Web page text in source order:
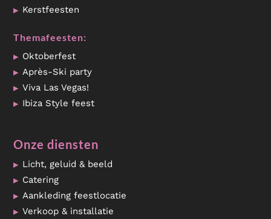
Kerstfeesten
Themafeesten:
Oktoberfest
Après-Ski party
Viva Las Vegas!
Ibiza Style feest
Onze diensten
Licht, geluid & beeld
Catering
Aankleding feestlocatie
Verkoop & installatie